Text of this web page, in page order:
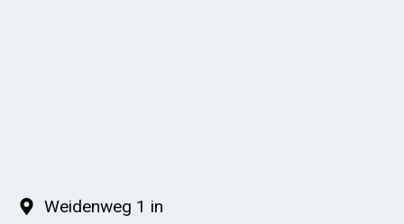
Weidenweg 1 in